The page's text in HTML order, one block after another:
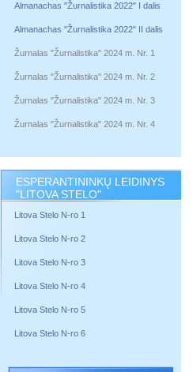
Almanachas "Žurnalistika 2022" I dalis
Almanachas "Žurnalistika 2022" II dalis
Žurnalas "Žurnalistika" 2024 m. Nr. 1
Žurnalas "Žurnalistika" 2024 m. Nr. 2
Žurnalas "Žurnalistika" 2024 m. Nr. 3
Žurnalas "Žurnalistika" 2024 m. Nr. 4
ESPERANTININKŲ LEIDINYS
"LITOVA STELO"
Litova Stelo N-ro 1
Litova Stelo N-ro 2
Litova Stelo N-ro 3
Litova Stelo N-ro 4
Litova Stelo N-ro 5
Litova Stelo N-ro 6